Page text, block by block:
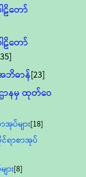
ဠိတော်
ဠိတော်
ဘိဓာန်[23]
ာနမှ ထုတ်ဝေ
အုပ်များ[18]
ရာစာအုပ်
ား[8]